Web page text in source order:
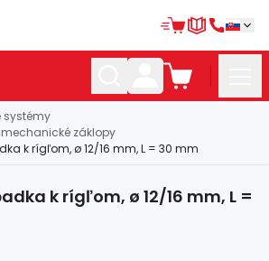
systémy
záklopy
k rígľom, ø 12/16 mm, L = 30 mm
k rígľom, ø 12/16 mm, L =